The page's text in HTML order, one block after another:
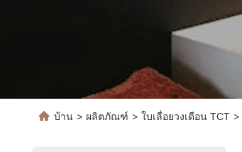
บ้าน > ผลิตภัณฑ์ > ใบเลื่อยวงเดือน TCT >